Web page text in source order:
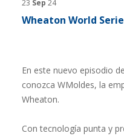
23 Sep 24
Wheaton World
En este nuevo episodio
conozca WMoldes, la
Wheaton.
Con tecnología punta y